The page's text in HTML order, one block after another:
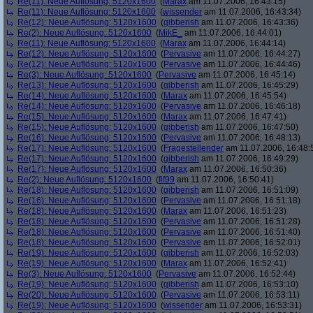
Re(11): Neue Auflösung: 5120x1600 (wissender am 11.07.2006, 16:43:34)
Re(12): Neue Auflösung: 5120x1600 (gibberish am 11.07.2006, 16:43:36)
Re(2): Neue Auflösung: 5120x1600 (MikE_
am 11.07.2006, 16:44:01)
Re(11): Neue Auflösung: 5120x1600 (Marax am 11.07.2006, 16:44:14)
Re(12): Neue Auflösung: 5120x1600 (Pervasive am 11.07.2006, 16:44:27)
Re(12): Neue Auflösung: 5120x1600 (Pervasive am 11.07.2006, 16:44:46)
Re(3): Neue Auflösung: 5120x1600 (Pervasive am 11.07.2006, 16:45:14)
Re(13): Neue Auflösung: 5120x1600 (gibberish am 11.07.2006, 16:45:29)
Re(14): Neue Auflösung: 5120x1600 (Marax am 11.07.2006, 16:45:54)
Re(14): Neue Auflösung: 5120x1600 (Pervasive am 11.07.2006, 16:46:18)
Re(15): Neue Auflösung: 5120x1600 (Marax am 11.07.2006, 16:47:41)
Re(15): Neue Auflösung: 5120x1600 (gibberish am 11.07.2006, 16:47:50)
Re(16): Neue Auflösung: 5120x1600 (Pervasive am 11.07.2006, 16:48:13)
Re(17): Neue Auflösung: 5120x1600 (Fragestellender am 11.07.2006,
Re(17): Neue Auflösung: 5120x1600 (gibberish am 11.07.2006, 16:49:29)
Re(17): Neue Auflösung: 5120x1600 (Marax am 11.07.2006, 16:50:36)
Re(2): Neue Auflösung: 5120x1600 (fif99 am 11.07.2006, 16:50:41)
Re(18): Neue Auflösung: 5120x1600 (gibberish am 11.07.2006, 16:51:09)
Re(16): Neue Auflösung: 5120x1600 (Pervasive am 11.07.2006, 16:51:18)
Re(18): Neue Auflösung: 5120x1600 (Marax am 11.07.2006, 16:51:23)
Re(18): Neue Auflösung: 5120x1600 (Pervasive am 11.07.2006, 16:51:28)
Re(18): Neue Auflösung: 5120x1600 (Pervasive am 11.07.2006, 16:51:40)
Re(18): Neue Auflösung: 5120x1600 (Pervasive am 11.07.2006, 16:52:01)
Re(19): Neue Auflösung: 5120x1600 (gibberish am 11.07.2006, 16:52:03)
Re(19): Neue Auflösung: 5120x1600 (Marax am 11.07.2006, 16:52:41)
Re(3): Neue Auflösung: 5120x1600 (Pervasive am 11.07.2006, 16:52:44)
Re(19): Neue Auflösung: 5120x1600 (gibberish am 11.07.2006, 16:53:10)
Re(20): Neue Auflösung: 5120x1600 (Pervasive am 11.07.2006, 16:53:11)
Re(19): Neue Auflösung: 5120x1600 (wissender am 11.07.2006, 16:53:31)